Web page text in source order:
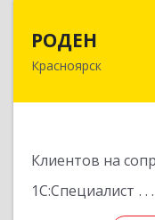
РОДЕН
Красноярск
Клиентов на
1С:Специалист
660064,